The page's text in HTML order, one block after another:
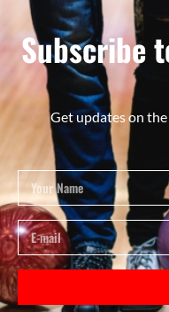
Subscribe
Get updates on